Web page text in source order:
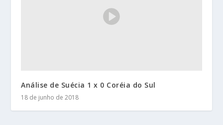
Análise de Suécia 1 x 0 Coréia do Sul
18 de junho de 2018